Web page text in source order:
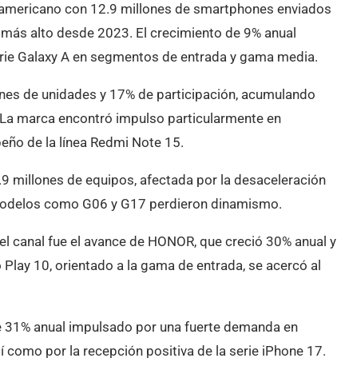
con 12.9 millones de smartphones enviados
alto desde 2023. El crecimiento de 9% anual
Galaxy A en segmentos de entrada y gama media.
de unidades y 17% de participación, acumulando
marca encontró impulso particularmente en
de la línea Redmi Note 15.
millones de equipos, afectada por la desaceleración
como G06 y G17 perdieron dinamismo.
fue el avance de HONOR, que creció 30% anual y
10, orientado a la gama de entrada, se acercó al
anual impulsado por una fuerte demanda en
como por la recepción positiva de la serie iPhone 17.